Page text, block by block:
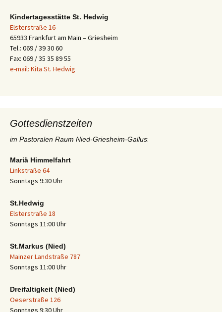
Kindertagesstätte St. Hedwig
Elsterstraße 16
65933 Frankfurt am Main – Griesheim
Tel.: 069 / 39 30 60
Fax: 069 / 35 35 89 55
e-mail: Kita St. Hedwig
Gottesdienstzeiten
im Pastoralen Raum Nied-Griesheim-Gallus:
Mariä Himmelfahrt
Linkstraße 64
Sonntags 9:30 Uhr
St.Hedwig
Elsterstraße 18
Sonntags 11:00 Uhr
St.Markus (Nied)
Mainzer Landstraße 787
Sonntags 11:00 Uhr
Dreifaltigkeit (Nied)
Oeserstraße 126